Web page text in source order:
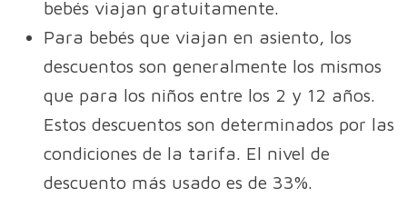
bebés viajan gratuitamente.
Para bebés que viajan en asiento, los
descuentos son generalmente los mismos
que para los niños entre los 2 y 12 años.
Estos descuentos son determinados por las
condiciones de la tarifa. El nivel de
descuento más usado es de 33%.